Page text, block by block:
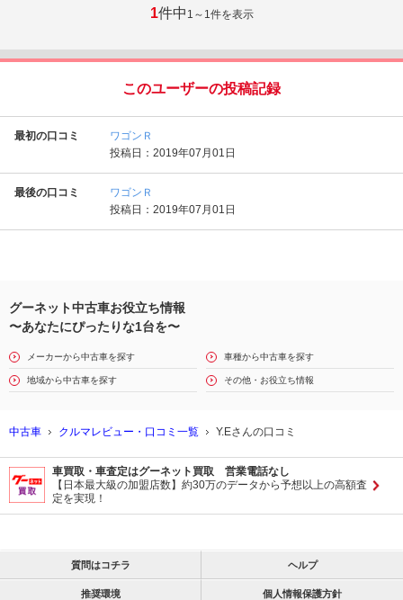
1件中 1～1件を表示
このユーザーの投稿記録
最初の口コミ
ワゴンＲ
投稿日：2019年07月01日
最後の口コミ
ワゴンＲ
投稿日：2019年07月01日
グーネット中古車お役立ち情報
〜あなたにぴったりな1台を〜
メーカーから中古車を探す 車種から中古車を探す
地域から中古車を探す その他・お役立ち情報
中古車 クルマレビュー・口コミ一覧 Y.Eさんの口コミ
車買取・車査定はグーネット買取 営業電話なし
【日本最大級の加盟店数】約30万のデータから予想以上の高額査
定を実現！
質問はコチラ ヘルプ
推奨環境 個人情報保護方針